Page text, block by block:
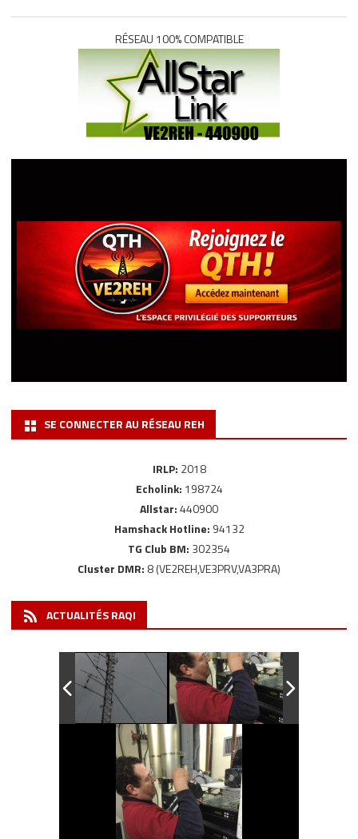
RÉSEAU 100% COMPATIBLE
SE CONNECTER AU RÉSEAU REH
IRLP: 2018
Echolink: 198724
Allstar:440900
Hamshack Hotline: 94132
TG Club BM: 302354
Cluster DMR: 8 (VE2REH,VE3PRV,VA3PRA)
ACTUALITÉS RAQI